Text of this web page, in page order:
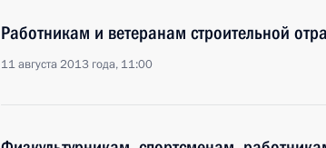
Работникам и ветеранам строительной
11 августа 2013 года, 11:00